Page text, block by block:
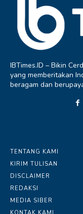
IBTimes.ID – Bikin
yang memberitakan
beragam dan
TENTANG KAMI
KIRIM TULISAN
DISCLAIMER
REDAKSI
MEDIA SIBER